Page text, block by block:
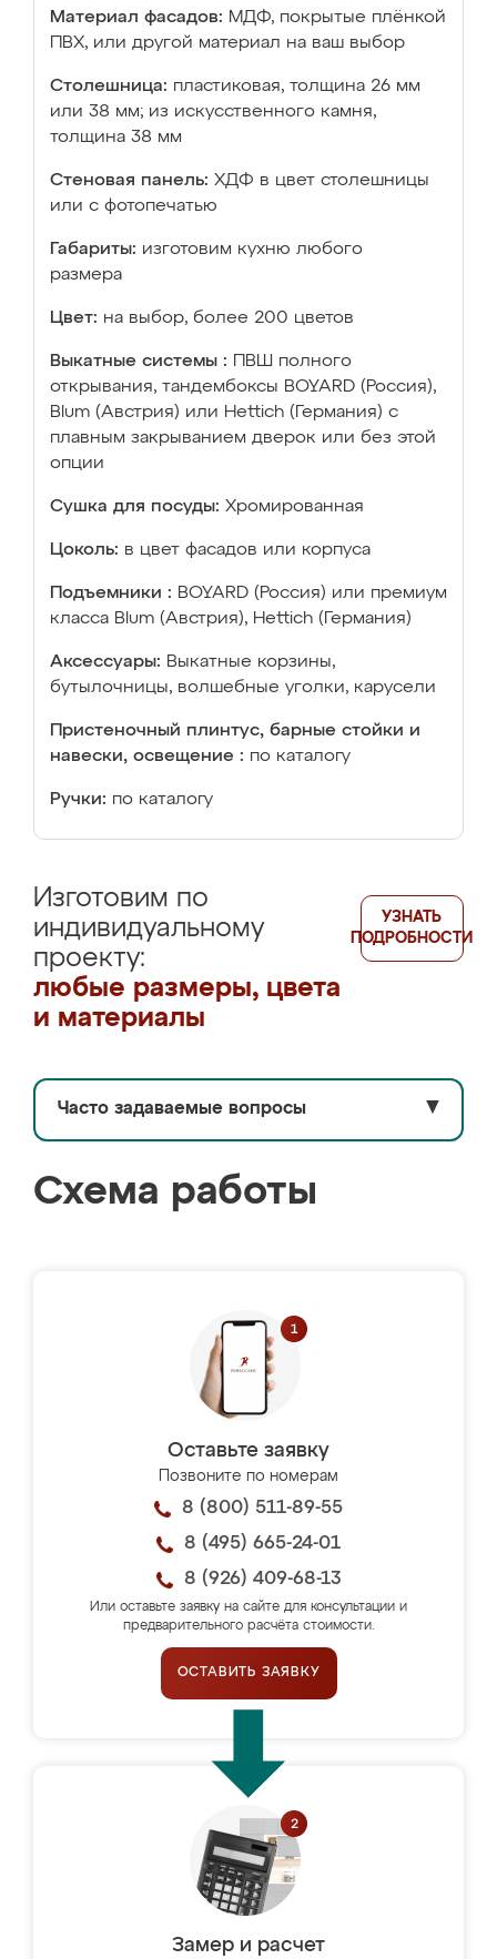
Материал фасадов: МДФ, покрытые плёнкой
ПВХ, или другой материал на ваш выбор
Столешница: пластиковая, толщина 26 мм
или 38 мм; из искусственного камня,
толщина 38 мм
Стеновая панель: ХДФ в цвет столешницы
или с фотопечатью
Габариты: изготовим кухню любого
размера
Цвет: на выбор, более 200 цветов
Выкатные системы :
ПВШ полного
открывания, тандембоксы BOYARD (Россия),
Blum (Австрия) или Hettich (Германия) с
плавным закрыванием дверок или без этой
опции
Сушка для посуды: Хромированная
Цоколь: в цвет фасадов или корпуса
Подъемники : BOYARD (Россия) или премиум
класса Blum (Австрия), Hettich (Германия)
Аксессуары: Выкатные корзины,
бутылочницы, волшебные уголки, карусели
Пристеночный плинтус, барные стойки и
навески, освещение : по каталогу
Ручки: по каталогу
Изготовим по
индивидуальному
проекту:
любые размеры, цвета
и материалы
УЗНАТЬ
ПОДРОБНОСТИ
Часто задаваемые вопросы ▼
Схема работы
Оставьте заявку
Позвоните по номерам
8 (800) 511-89-55
8 (495) 665-24-01
8 (926) 409-68-13
Или оставьте заявку на сайте для консультации и
предварительного расчёта стоимости.
ОСТАВИТЬ ЗАЯВКУ
Замер и расчет